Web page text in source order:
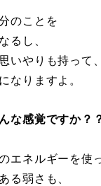
のことを
るし、
いやりも持って、
なりますよ。
な感覚ですか？
エネルギーを使
る弱さも、